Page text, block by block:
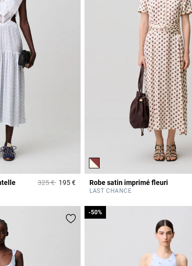
Prix réduit à partir de
325 €à195 €4,3 out of 5 Customer Rating
Robe satin imprimé fleuri
LAST CHANCE
-50%
-50%